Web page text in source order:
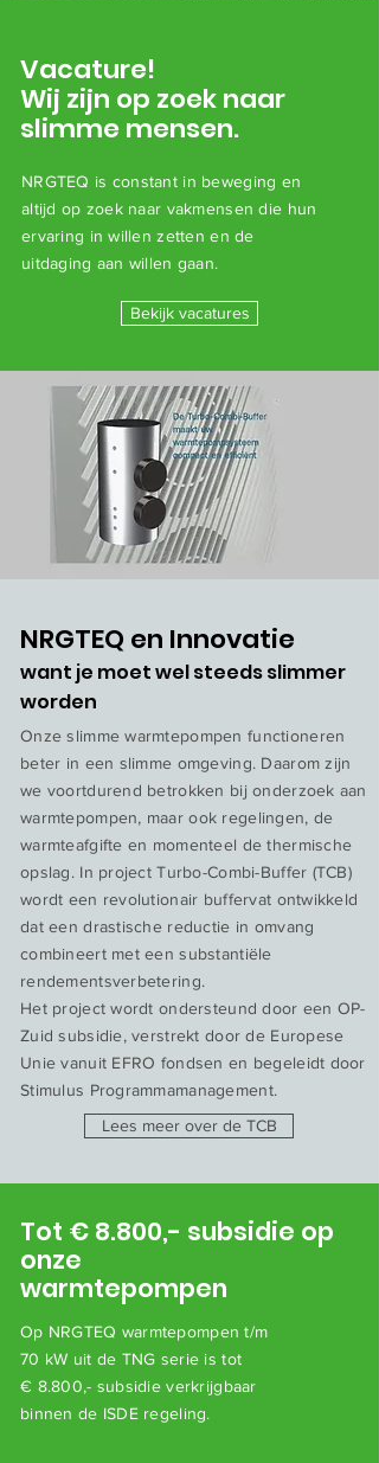
Vacature!
Wij zijn op zoek naar
slimme mensen.
NRGTEQ is constant in beweging en
altijd op zoek naar vakmensen die hun
ervaring in willen zetten en de
uitdaging aan willen gaan.
Bekijk vacatures
NRGTEQ en Innovatie
want je moet wel steeds slimmer
worden
Onze slimme warmtepompen functioneren
beter in een slimme omgeving. Daarom zijn
we voortdurend betrokken bij onderzoek aan
warmtepompen, maar ook regelingen, de
warmteafgifte en momenteel de thermische
opslag. In project Turbo-Combi-Buffer (TCB)
wordt een revolutionair buffervat ontwikkeld
dat een drastische reductie in omvang
combineert met een substantiële
rendementsverbetering.
Het project wordt ondersteund door een OP-
Zuid subsidie, verstrekt door de Europese
Unie vanuit EFRO fondsen en begeleidt door
Stimulus Programmamanagement.
Lees meer over de TCB
Tot € 8.800,- subsidie op
onze
warmtepompen
Op NRGTEQ warmtepompen t/m
70 kW uit de TNG serie is tot
€ 8.800,- subsidie verkrijgbaar
binnen de ISDE regeling.